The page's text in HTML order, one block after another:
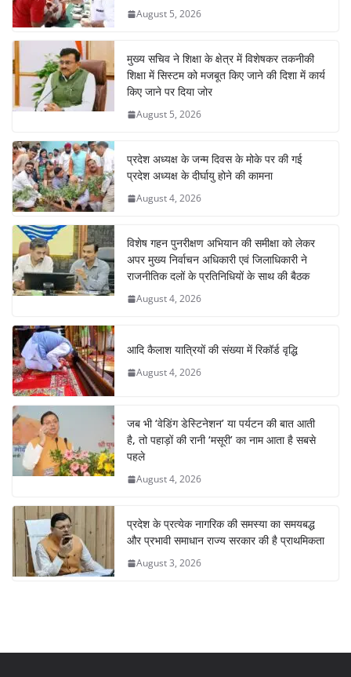
August 5, 2026
मुख्य सचिव ने शिक्षा के क्षेत्र में विशेषकर तकनीकी
शिक्षा में सिस्टम को मजबूत किए जाने की दिशा में कार्य
किए जाने पर दिया जोर
August 5, 2026
प्रदेश अध्यक्ष के जन्म दिवस के मोके पर की गई
प्रदेश अध्यक्ष के दीर्घायु होने की कामना
August 4, 2026
विशेष गहन पुनरीक्षण अभियान की समीक्षा को लेकर
अपर मुख्य निर्वाचन अधिकारी एवं जिलाधिकारी ने
राजनीतिक दलों के प्रतिनिधियों के साथ की बैठक
August 4, 2026
आदि कैलाश यात्रियों की संख्या में रिकॉर्ड वृद्धि
August 4, 2026
जब भी ‘वेडिंग डेस्टिनेशन’ या पर्यटन की बात आती
है, तो पहाड़ों की रानी ‘मसूरी’ का नाम आता है सबसे
पहले
August 4, 2026
प्रदेश के प्रत्येक नागरिक की समस्या का समयबद्ध
और प्रभावी समाधान राज्य सरकार की है प्राथमिकता
August 3, 2026